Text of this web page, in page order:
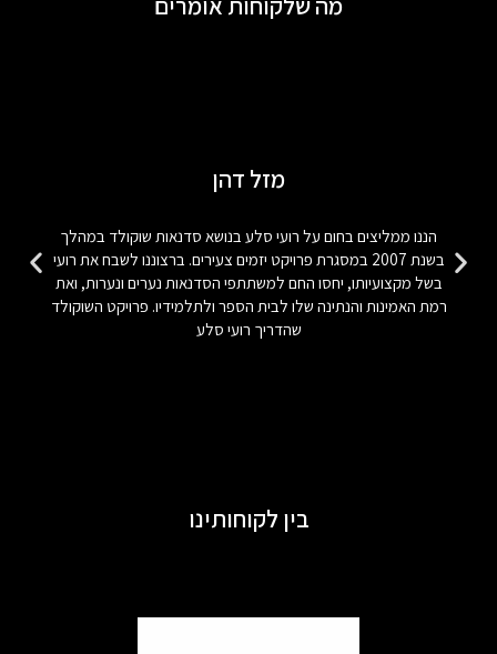
מזל דהן
הננו ממליצים בחום על רועי סלע בנושא סדנאות שוקולד במהלך
בשנת 2007 במסגרת פרויקט יזמים צעירים. ברצוננו לשבח את רועי
בשל מקצועיותו, יחסו החם למשתתפי הסדנאות נערים ונערות, ואת
רמת האמינות והנתינה שלו לבית הספר ולתלמידיו. פרויקט השוקולד
שהדריך רועי סלע
בין לקוחותינו